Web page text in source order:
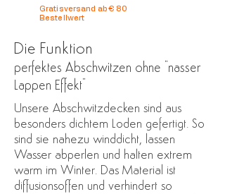
Gratisversand ab € 80
Bestellwert
Die Funktion
perfektes Abschwitzen ohne "nasser
Lappen Effekt"
Unsere Abschwitzdecken sind aus
besonders dichtem Loden gefertigt. So
sind sie nahezu winddicht, lassen
Wasser abperlen und halten extrem
warm im Winter. Das Material ist
diffusionsoffen und verhindert so